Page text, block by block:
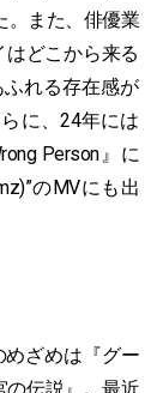
。また、俳優業
どこから来る
れる存在感が
に、24年には
Person』に
のMVにも出
めざめは『グー